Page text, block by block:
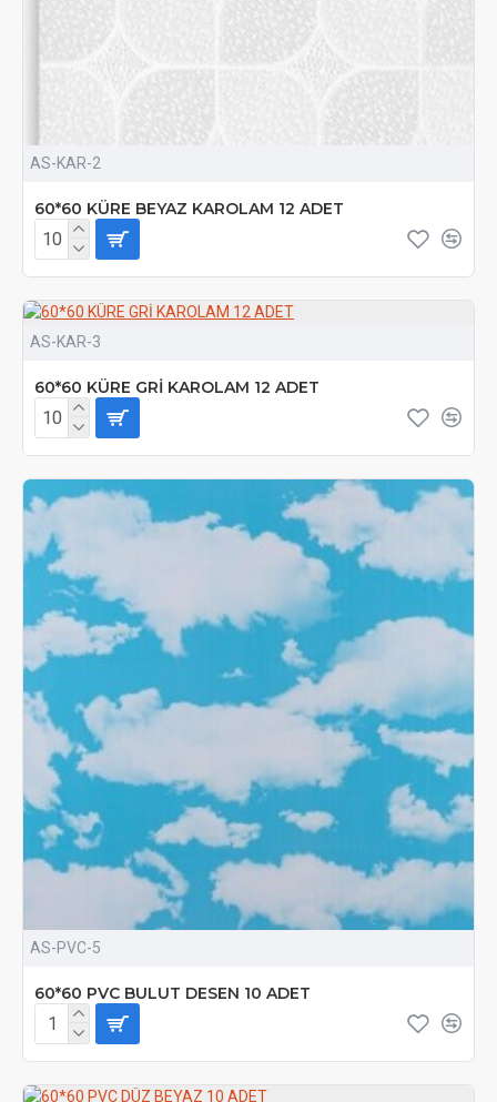
AS-KAR-2
60*60 KÜRE BEYAZ KAROLAM 12 ADET
AS-KAR-3
60*60 KÜRE GRİ KAROLAM 12 ADET
AS-PVC-5
60*60 PVC BULUT DESEN 10 ADET